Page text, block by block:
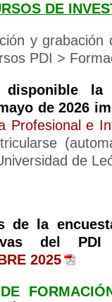
DE
y
PDI >
la
de 2026
Profesional e
de
de la
del
2025